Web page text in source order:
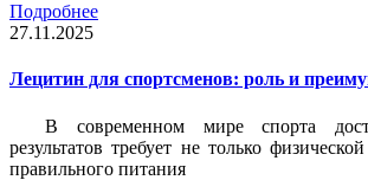
Подробнее
27.11.2025
Лецитин для спортсменов: роль и
В современном мире спорта
результатов требует не только
правильного питания